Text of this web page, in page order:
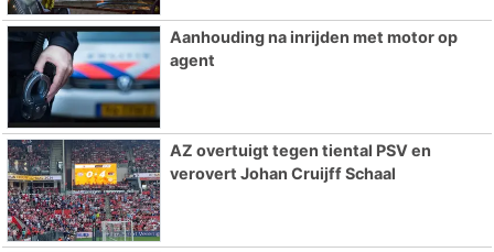
Aanhouding na inrijden met motor op
agent
AZ overtuigt tegen tiental PSV en
verovert Johan Cruijff Schaal